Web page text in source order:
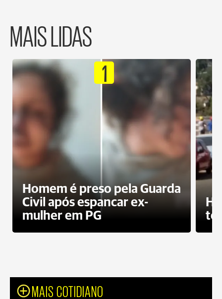
MAIS LIDAS
1
Homem é preso pela Guarda
Civil após espancar ex-
mulher em PG
MAIS COTIDIANO